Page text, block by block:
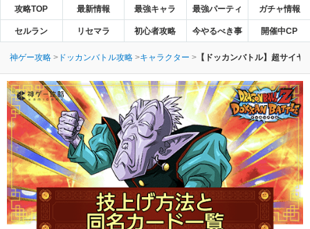
攻略TOP 最新情報 最強キャラ 最強パーティ ガチャ情報
セルラン リセマラ 初心者攻略 今やるべき事 開催中CP
神ゲー攻略 ドッカンバトル攻略 キャラクター 【ドッカンバトル】超サイ